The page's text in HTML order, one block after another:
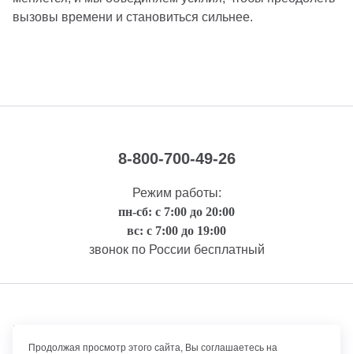
вызовы времени и становиться сильнее.
8-800-700-49-26
Режим работы:
пн-сб: с 7:00 до 20:00
вс: с 7:00 до 19:00
звонок по России бесплатный
Правовая информация
Продолжая просмотр этого сайта, Вы соглашаетесь на